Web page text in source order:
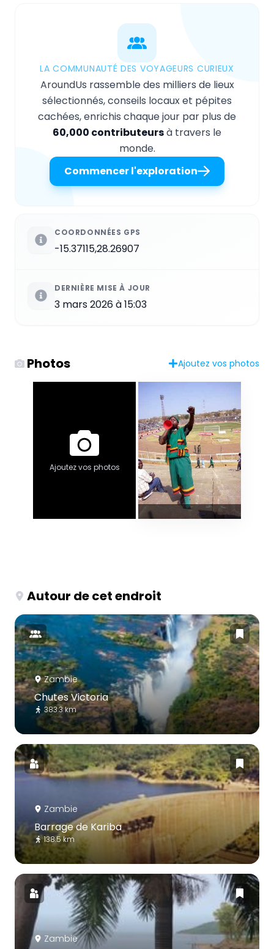
LA COMMUNAUTÉ DES VOYAGEURS CURIEUX
AroundUs rassemble des milliers de lieux
sélectionnés, conseils locaux et pépites
cachées, enrichis chaque jour par plus de
60,000 contributeursà travers le
monde.
Commencer l'exploration
COORDONNÉES GPS
-15.37115,28.26907
DERNIÈRE MISE À JOUR
3 mars 2026 à 15:03
Photos Ajoutez vos photos
Ajoutez vos photos
Autour de cet endroit
Zambie
Chutes Victoria
383.3 km
Zambie
Barrage de Kariba
138.5 km
Zambie